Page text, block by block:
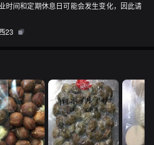
时间和定期休息日可能会发生变化，因此请
23